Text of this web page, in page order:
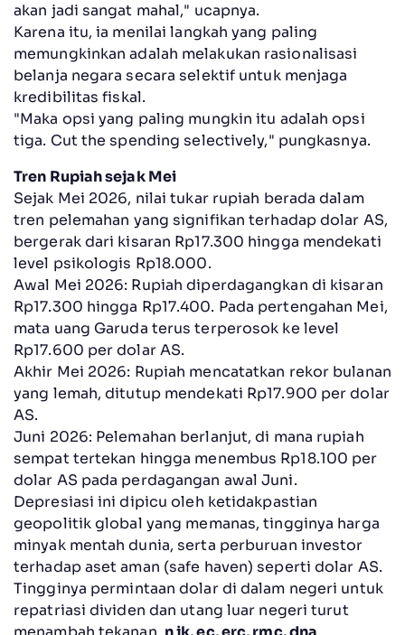
akan jadi sangat mahal," ucapnya.
Karena itu, ia menilai langkah yang paling
memungkinkan adalah melakukan rasionalisasi
belanja negara secara selektif untuk menjaga
kredibilitas fiskal.
"Maka opsi yang paling mungkin itu adalah opsi
tiga. Cut the spending selectively," pungkasnya.
Tren Rupiah sejak Mei
Sejak Mei 2026, nilai tukar rupiah berada dalam
tren pelemahan yang signifikan terhadap dolar AS,
bergerak dari kisaran Rp17.300 hingga mendekati
level psikologis Rp18.000.
Awal Mei 2026: Rupiah diperdagangkan di kisaran
Rp17.300 hingga Rp17.400. Pada pertengahan Mei,
mata uang Garuda terus terperosok ke level
Rp17.600 per dolar AS.
Akhir Mei 2026: Rupiah mencatatkan rekor bulanan
yang lemah, ditutup mendekati Rp17.900 per dolar
AS.
Juni 2026: Pelemahan berlanjut, di mana rupiah
sempat tertekan hingga menembus Rp18.100 per
dolar AS pada perdagangan awal Juni.
Depresiasi ini dipicu oleh ketidakpastian
geopolitik global yang memanas, tingginya harga
minyak mentah dunia, serta perburuan investor
terhadap aset aman (safe haven) seperti dolar AS.
Tingginya permintaan dolar di dalam negeri untuk
repatriasi dividen dan utang luar negeri turut